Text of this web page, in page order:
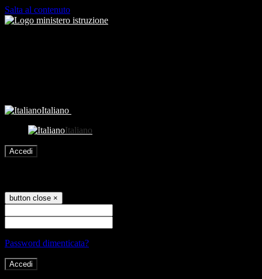
Salta al contenuto
Italiano
Italiano
Accedi
button close ×
Password dimenticata?